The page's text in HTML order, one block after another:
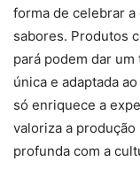
forma de celebrar
sabores. Produtos
pará podem dar
única e adaptada
só enriquece a
valoriza a
profunda com a